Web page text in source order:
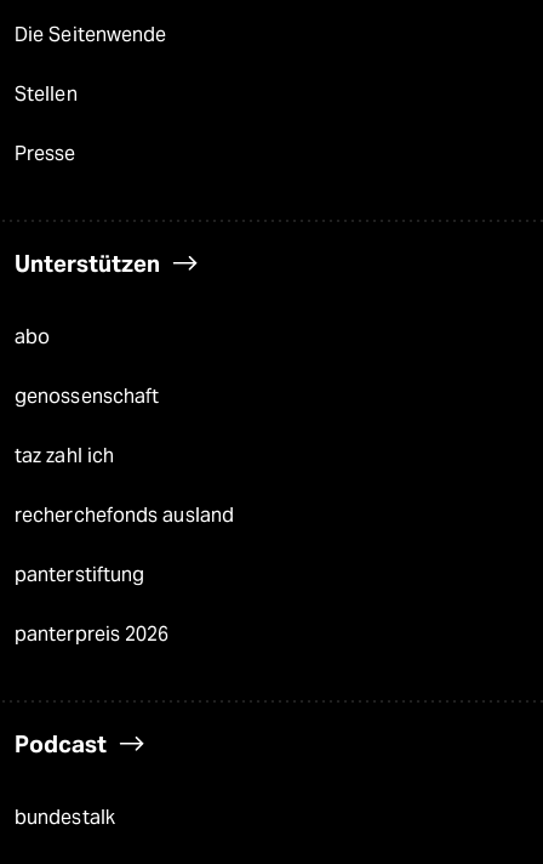
Die Seitenwende
Stellen
Presse
Unterstützen
abo
genossenschaft
taz zahl ich
recherchefonds ausland
panterstiftung
panterpreis 2026
Podcast
bundestalk